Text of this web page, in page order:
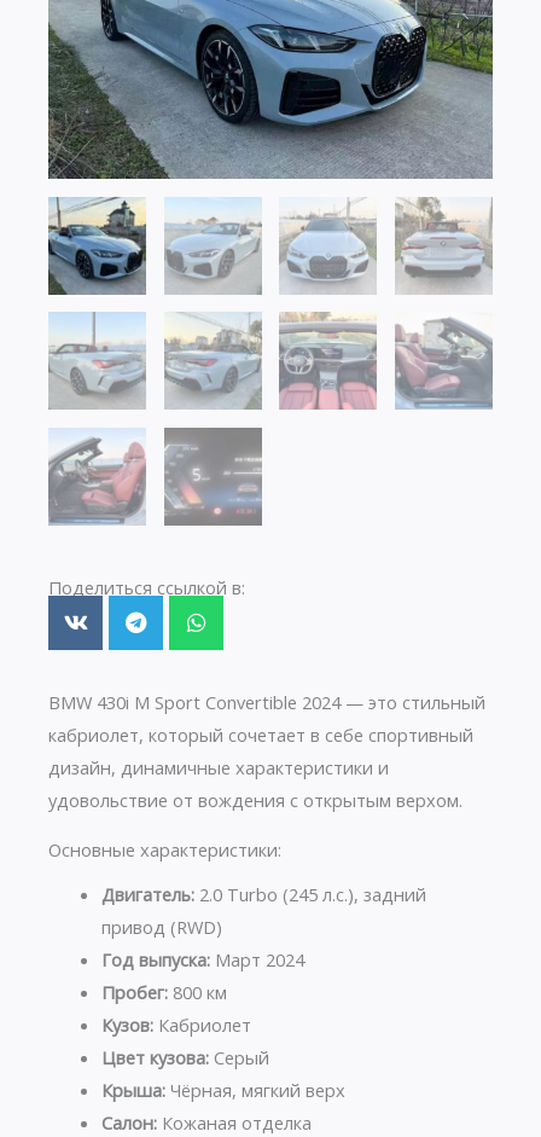
Поделиться ссылкой в:
BMW 430i M Sport Convertible 2024 — это стильный
кабриолет, который сочетает в себе спортивный
дизайн, динамичные характеристики и
удовольствие от вождения с открытым верхом.
Основные характеристики:
Двигатель:2.0 Turbo (245 л.с.), задний
привод (RWD)
Год выпуска:Март 2024
Пробег:800 км
Кузов:Кабриолет
Цвет кузова:Серый
Крыша:Чёрная, мягкий верх
Салон:Кожаная отделка